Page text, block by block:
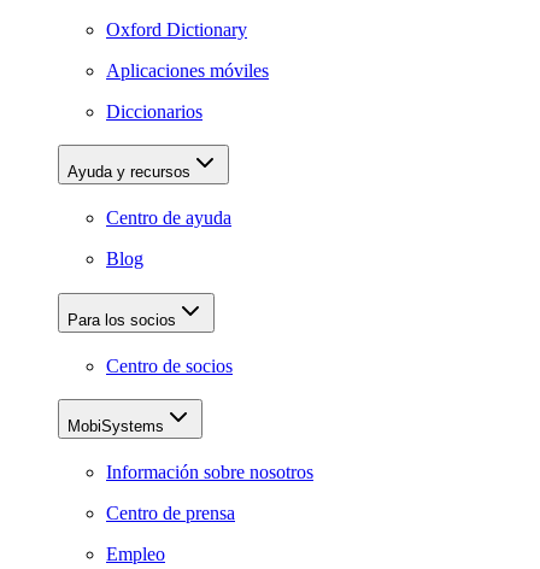
Oxford Dictionary
Aplicaciones móviles
Diccionarios
Ayuda y recursos
Centro de ayuda
Blog
Para los socios
Centro de socios
MobiSystems
Información sobre nosotros
Centro de prensa
Empleo